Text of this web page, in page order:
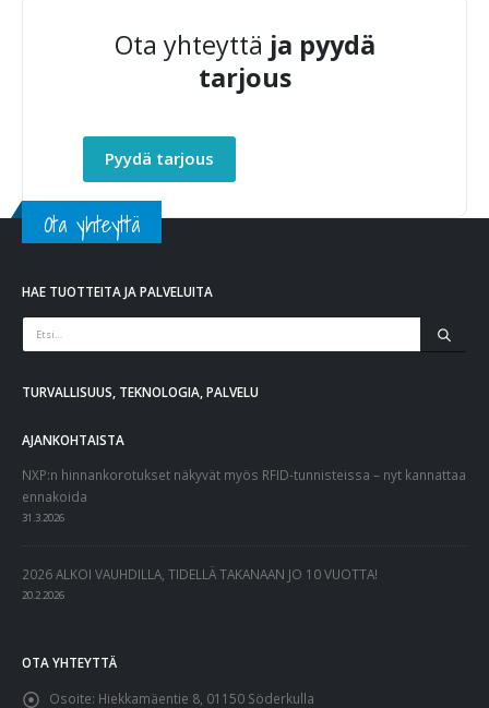
Ota yhteyttä ja pyydä
tarjous
Pyydä tarjous
Ota yhteyttä
HAE TUOTTEITA JA PALVELUITA
TURVALLISUUS, TEKNOLOGIA, PALVELU
AJANKOHTAISTA
NXP:n hinnankorotukset näkyvät myös RFID-tunnisteissa – nyt kannattaa
ennakoida
31.3.2026
2026 ALKOI VAUHDILLA, TIDELLÄ TAKANAAN JO 10 VUOTTA!
20.2.2026
OTA YHTEYTTÄ
Osoite: Hiekkamäentie 8, 01150 Söderkulla